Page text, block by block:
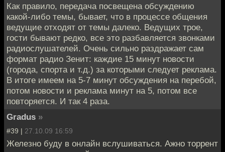
Как правило, передача посвещена обсуждению
какой-либо темы, бывает, что в процессе общения
ведущие отходят от темы далеко. Ведущих трое,
гости бывают редко, все это разбавляется звонками
радиослушателей. Очень сильно раздражает сам
формат радио Зенит: каждие 15 минут новости
(города, спорта и т.д.) за которыми следует реклама.
В итоге имеем на 5-7 минут обсуждения на перебой,
потом новости и реклама минут на 5, потом все
повторяется. И так 4 раза.
Gradus »
#39 | 27.10.09 16:59
Железно буду в онлайн вслушиваться. Ажно торрент